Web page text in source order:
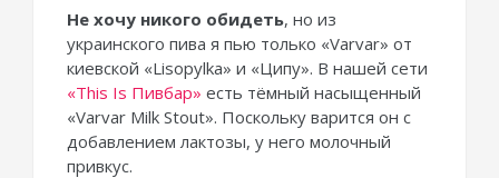
Не хочу никого обидеть, но из
украинского пива я пью только «Varvar» от
киевской «Lisopylka» и «Ципу». В нашей сети
«This Is Пивбар» есть тёмный насыщенный
«Varvar Milk Stout». Поскольку варится он с
добавлением лактозы, у него молочный
привкус.